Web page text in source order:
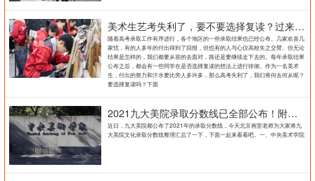
美术生艺考失利了，要不要选择复读？过来人提出这几点建议
随着高考录取工作有序进行，各个地区的一些录取结果也已经公布。几家欢喜几
家忧，有的人多年的付出得到了回报，但也有的人与心仪高校失之交臂。但无论
结果是怎样的，我们都要从容的去面对，路还是要继续走下去的。每年录取结果
公布之后，都会有一些同学在是否选择复读的想法上进行徘徊。作为一名美术
生，付出的努力和汗水要比旁人多许多，那么高考失利了，我们将何去何从呢？
要选择复读吗？下面
2021九大美院录取分数线已全部公布！附各大院校录取分数线汇总！
近日，九大美院都公布了2021年的录取分数线，今天北京画室老师为大家将九
大美院文化录取分数线整理汇总了一下，下面一起来看看吧。一、中央美术学院